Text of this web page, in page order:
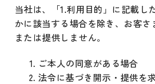
当社は、「1.利用目的」に記載し
かに該当する場合を除き、お客
または提供しません。
ご本人の同意がある場合
法令に基づき開示・提供を